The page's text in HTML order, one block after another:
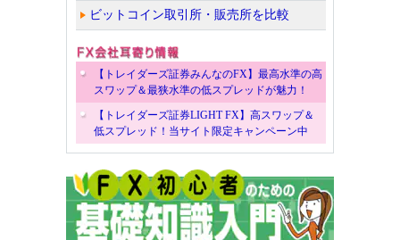
ビットコイン取引所・販売所を比較
【トレイダーズ証券みんなのFX】最高水準の高
スワップ＆最狭水準の低スプレッドが魅力！
【トレイダーズ証券LIGHT FX】高スワップ＆
低スプレッド！当サイト限定キャンペーン中